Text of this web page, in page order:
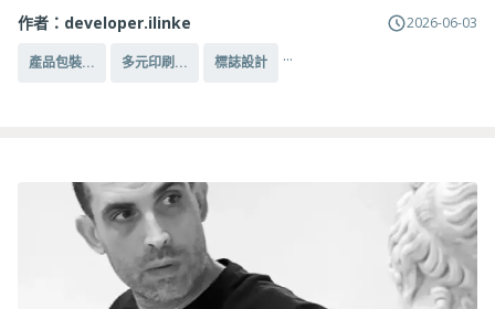
作者： developer.ilinke 2026-06-03
產品包裝... 多元印刷... 標誌設計 ...